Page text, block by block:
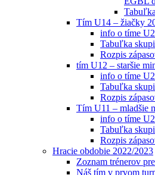
Tím U14 – žiačky
info o tíme
Tabuľka
Rozpis
tím U12 – staršie
info o tíme
Tabuľka
Rozpis
Tím U11 – mladšie
info o tíme
Tabuľka
Rozpis
Hracie obdobie 2022/2023
Zoznam trénerov
Náš tím v prvom